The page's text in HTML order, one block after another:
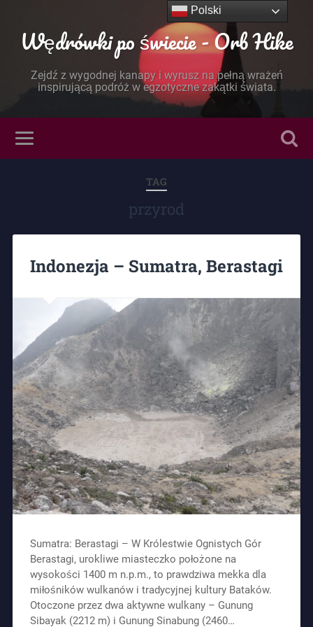
Wędrówki po świecie - Orb Hike
Zejdź z wygodnej kanapy i wyrusz na pełną wrażeń
inspirującą podróż w egzotyczne zakątki świata.
TAG
przyrod
Indonezja – Sumatra, Berastagi
Sumatra: Berastagi – W Królestwie Ognistych Gór
Berastagi, urokliwe miasteczko położone na
wysokości 1400 m n.p.m., to prawdziwa mekka dla
miłośników wulkanów i tradycyjnej kultury Bataków.
Otoczone przez dwa aktywne wulkany – Gunung
Sibayak (2212 m) i Gunung Sinabung (2460…
Polski